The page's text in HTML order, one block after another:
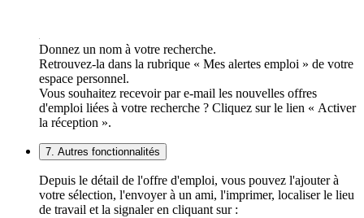
Donnez un nom à votre recherche.
Retrouvez-la dans la rubrique « Mes alertes emploi » de votre
espace personnel.
Vous souhaitez recevoir par e-mail les nouvelles offres
d'emploi liées à votre recherche ? Cliquez sur le lien « Activer
la réception ».
7. Autres fonctionnalités
Depuis le détail de l'offre d'emploi, vous pouvez l'ajouter à
votre sélection, l'envoyer à un ami, l'imprimer, localiser le lieu
de travail et la signaler en cliquant sur :